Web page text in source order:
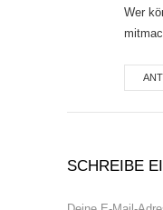
Wer
SCHREIBE